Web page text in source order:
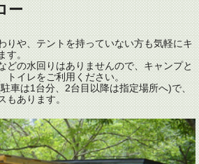
ー
りや、テントを持っていない方も気軽にキ
す。
どの水回りはありませんので、キャンプと
トイレをご利用ください。
車は1台分、2台目以降は指定場所へ)で、
もあります。